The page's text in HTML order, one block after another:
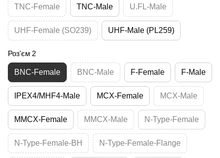
TNC-Female TNC-Male U.FL-Male
UHF-Female (SO239) UHF-Male (PL259)
Роз'єм 2
BNC-Female BNC-Male F-Female F-Male
IPEX4/MHF4-Male MCX-Female MCX-Male
MMCX-Female MMCX-Male N-Type-Female
N-Type-Female-BH N-Type-Female-Flange